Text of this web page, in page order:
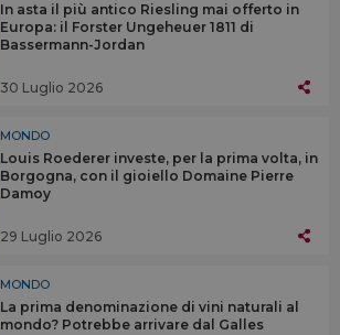
In asta il più antico Riesling mai offerto in
Europa: il Forster Ungeheuer 1811 di
Bassermann-Jordan
30 Luglio 2026
MONDO
Louis Roederer investe, per la prima volta, in
Borgogna, con il gioiello Domaine Pierre
Damoy
29 Luglio 2026
MONDO
La prima denominazione di vini naturali al
mondo? Potrebbe arrivare dal Galles